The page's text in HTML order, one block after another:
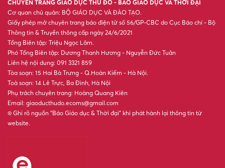
Gắn đào tạo y khoa với thực
tiễn lâm sàng
Nâng mức trợ cấp người có